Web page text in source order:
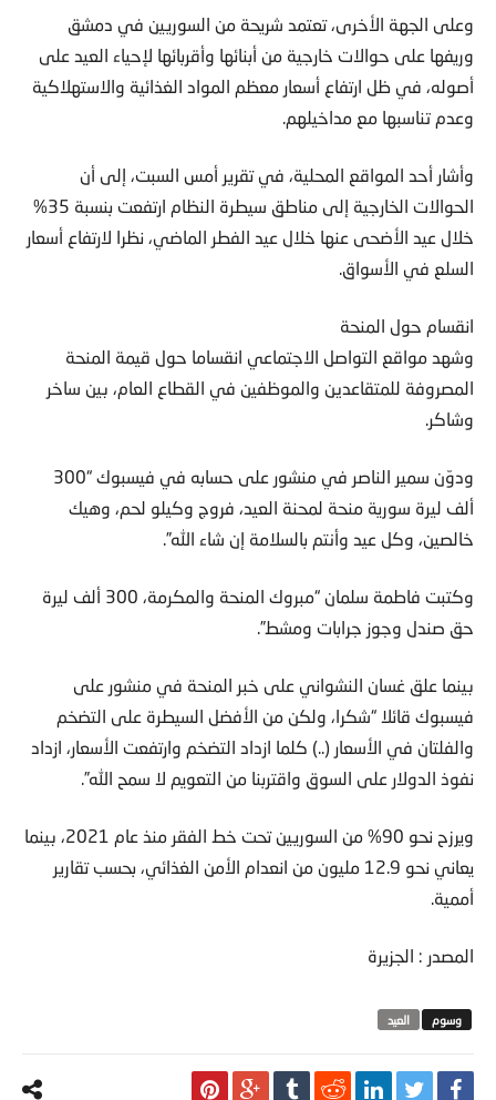
وعلى الجهة الأخرى، تعتمد شريحة من السوريين في دمشق
وريفها على حوالات خارجية من أبنائها وأقربائها لإحياء العيد على
أصوله، في ظل ارتفاع أسعار معظم المواد الغذائية والاستهلاكية
وعدم تناسبها مع مداخيلهم.
وأشار أحد المواقع المحلية، في تقرير أمس السبت، إلى أن
الحوالات الخارجية إلى مناطق سيطرة النظام ارتفعت بنسبة 35%
خلال عيد الأضحى عنها خلال عيد الفطر الماضي، نظرا لارتفاع أسعار
السلع في الأسواق.
انقسام حول المنحة
وشهد مواقع التواصل الاجتماعي انقساما حول قيمة المنحة
المصروفة للمتقاعدين والموظفين في القطاع العام، بين ساخر
وشاكر.
ودوّن سمير الناصر في منشور على حسابه في فيسبوك “300
ألف ليرة سورية منحة لمحنة العيد، فروج وكيلو لحم، وهيك
خالصين، وكل عيد وأنتم بالسلامة إن شاء الله”.
وكتبت فاطمة سلمان “مبروك المنحة والمكرمة، 300 ألف ليرة
حق صندل وجوز جرابات ومشط”.
بينما علق غسان النشواني على خبر المنحة في منشور على
فيسبوك قائلا “شكرا، ولكن من الأفضل السيطرة على التضخم
والفلتان في الأسعار (..) كلما ازداد التضخم وارتفعت الأسعار، ازداد
نفوذ الدولار على السوق واقتربنا من التعويم لا سمح الله”.
ويرزح نحو 90% من السوريين تحت خط الفقر منذ عام 2021، بينما
يعاني نحو 12.9 مليون من انعدام الأمن الغذائي، بحسب تقارير
أممية.
المصدر : الجزيرة
العيد